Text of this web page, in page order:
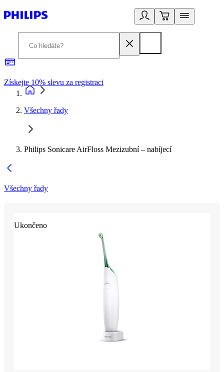
Získejte 10% slevu za registraci
Všechny řady
Philips Sonicare AirFloss Mezizubní – nabíjecí
Všechny řady
Ukončeno